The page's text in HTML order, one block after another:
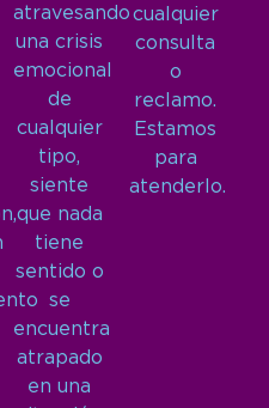
atravesando
una crisis
emocional
de
cualquier
tipo,
siente
que nada
tiene
sentido o
se
encuentra
atrapado
en una
cualquier
consulta
o
reclamo.
Estamos
para
atenderlo.